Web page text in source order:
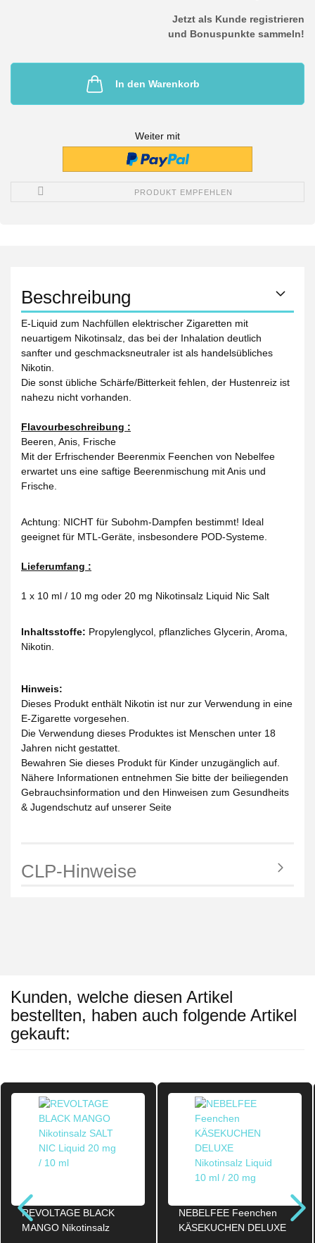
Jetzt als Kunde registrieren
und Bonuspunkte sammeln!
In den Warenkorb
Weiter mit
PRODUKT EMPFEHLEN
Beschreibung
E-Liquid zum Nachfüllen elektrischer Zigaretten mit
neuartigem Nikotinsalz, das bei der Inhalation deutlich
sanfter und geschmacksneutraler ist als handelsübliches
Nikotin.
Die sonst übliche Schärfe/Bitterkeit fehlen, der Hustenreiz ist
nahezu nicht vorhanden.
Flavourbeschreibung :
Beeren, Anis, Frische
Mit der Erfrischender Beerenmix Feenchen von Nebelfee
erwartet uns eine saftige Beerenmischung mit Anis und
Frische.
Achtung: NICHT für Subohm-Dampfen bestimmt! Ideal
geeignet für MTL-Geräte, insbesondere POD-Systeme.
Lieferumfang :
1 x 10 ml / 10 mg oder 20 mg Nikotinsalz Liquid Nic Salt
Inhaltsstoffe: Propylenglycol, pflanzliches Glycerin, Aroma,
Nikotin.
Hinweis:
Dieses Produkt enthält Nikotin ist nur zur Verwendung in eine
E-Zigarette vorgesehen.
Die Verwendung dieses Produktes ist Menschen unter 18
Jahren nicht gestattet.
Bewahren Sie dieses Produkt für Kinder unzugänglich auf.
Nähere Informationen entnehmen Sie bitte der beiliegenden
Gebrauchsinformation und den Hinweisen zum Gesundheits
& Jugendschutz auf unserer Seite
CLP-Hinweise
Kunden, welche diesen Artikel
bestellten, haben auch folgende Artikel
gekauft:
REVOLTAGE BLACK
MANGO Nikotinsalz
NEBELFEE Feenchen
KÄSEKUCHEN DELUXE